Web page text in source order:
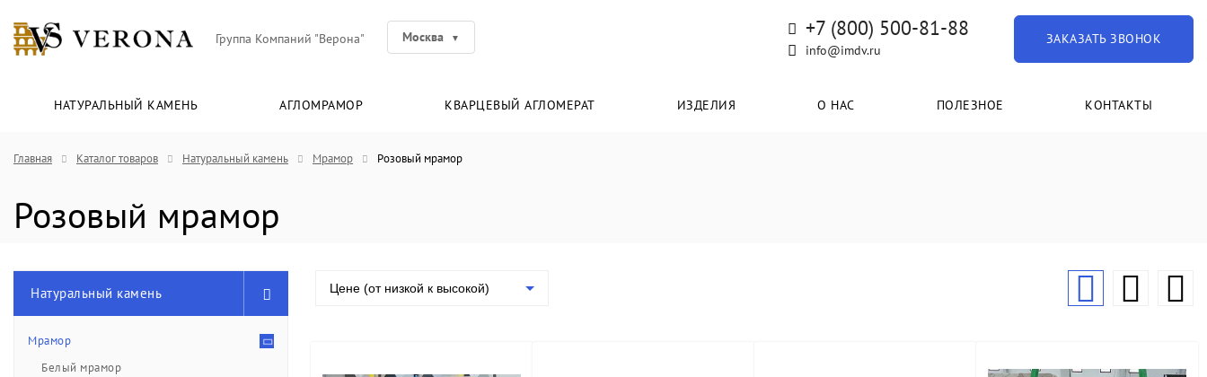
Группа Компаний "Верона" Москва +7 (800) 500-81-88
info@imdv.ru
ЗАКАЗАТЬ ЗВОНОК
НАТУРАЛЬНЫЙ КАМЕНЬ АГЛОМРАМОР КВАРЦЕВЫЙ АГЛОМЕРАТ ИЗДЕЛИЯ О НАС ПОЛЕЗНОЕ КОНТАКТЫ
Главная Каталог товаров Натуральный камень Мрамор Розовый мрамор
Розовый мрамор
Натуральный камень
Мрамор
Белый мрамор
Цене (от низкой к высокой)